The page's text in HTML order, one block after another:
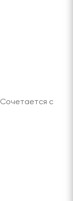
Сочетается с